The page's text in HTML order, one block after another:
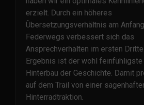
erzielt. Durch ein höheres
Übersetzungsverhältnis am
Federwegs verbessert sich das
Ansprechverhalten im ersten
Ergebnis ist der wohl
Hinterbau der Geschichte. Damit
auf dem Trail von einer
Hinterradtraktion.